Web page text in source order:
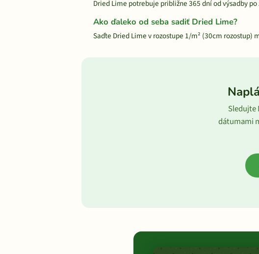
Dried Lime potrebuje približne 365 dní od výsadby po
Ako ďaleko od seba sadiť Dried Lime?
Saďte Dried Lime v rozostupe 1/m² (30cm rozostup)
Sledujte
dátumami